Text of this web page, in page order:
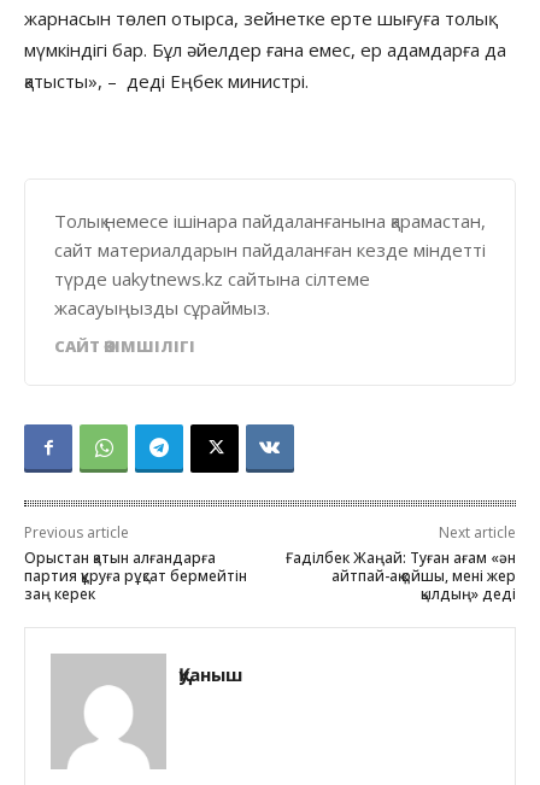
жарнасын төлеп отырса, зейнетке ерте шығуға толық
мүмкіндігі бар. Бұл әйелдер ғана емес, ер адамдарға да
қатысты», – деді Еңбек министрі.
Толық немесе ішінара пайдаланғанына қарамастан,
сайт материалдарын пайдаланған кезде міндетті
түрде uakytnews.kz сайтына сілтеме
жасауыңызды сұраймыз.
САЙТ ӘКІМШІЛІГІ
Previous article
Орыстан қатын алғандарға
партия құруға рұқсат бермейтін
заң керек
Next article
Ғаділбек Жаңай: Туған ағам «ән
айтпай-ақ қойшы, мені жер
қылдың» деді
Қуаныш